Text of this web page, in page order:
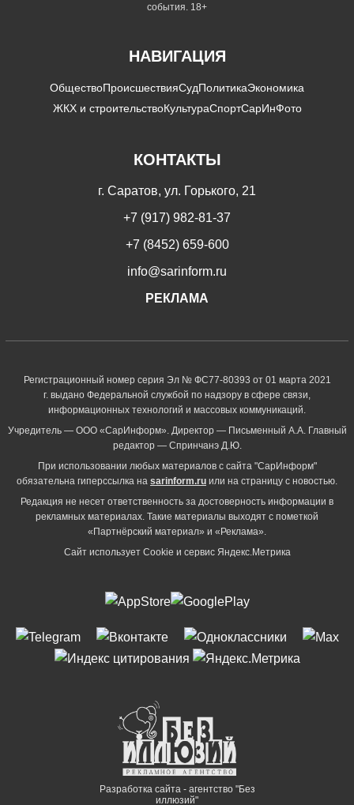
события. 18+
НАВИГАЦИЯ
ОбществоПроисшествияСудПолитикаЭкономика
ЖКХ и строительствоКультураСпортСарИнФото
КОНТАКТЫ
г. Саратов, ул. Горького, 21
+7 (917) 982-81-37
+7 (8452) 659-600
info@sarinform.ru
РЕКЛАМА
Регистрационный номер серия Эл № ФС77-80393 от 01 марта 2021
г. выдано Федеральной службой по надзору в сфере связи,
информационных технологий и массовых коммуникаций.
Учредитель — ООО «СарИнформ». Директор — Письменный А.А. Главный
редактор — Спринчанэ Д.Ю.
При использовании любых материалов с сайта "СарИнформ"
обязательна гиперссылка на sarinform.ru или на страницу с новостью.
Редакция не несет ответственность за достоверность информации в
рекламных материалах. Такие материалы выходят с пометкой
«Партнёрский материал» и «Реклама».
Сайт использует Cookie и сервиc Яндекс.Метрика
Разработка сайта - агентство "Без
иллюзий"